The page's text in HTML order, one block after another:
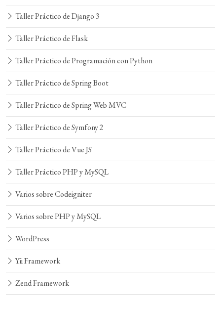
Taller Práctico de Django 3
Taller Práctico de Flask
Taller Práctico de Programación con Python
Taller Práctico de Spring Boot
Taller Práctico de Spring Web MVC
Taller Práctico de Symfony 2
Taller Práctico de Vue JS
Taller Práctico PHP y MySQL
Varios sobre Codeigniter
Varios sobre PHP y MySQL
WordPress
Yii Framework
Zend Framework